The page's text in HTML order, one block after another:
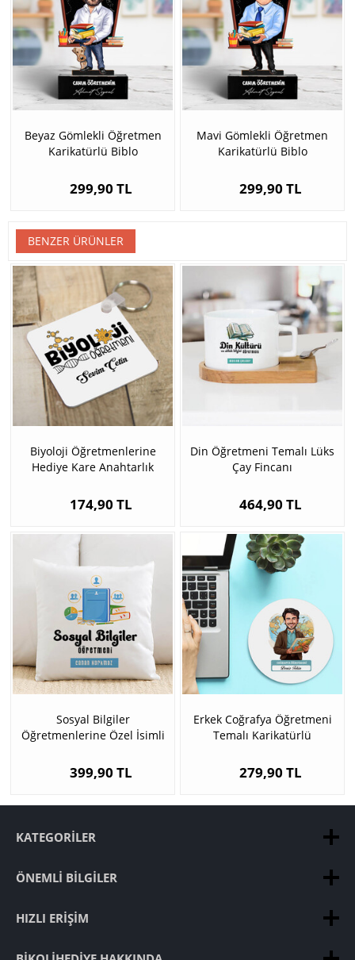
Beyaz Gömlekli Öğretmen
Karikatürlü Biblo
299,90 TL
Mavi Gömlekli Öğretmen
Karikatürlü Biblo
299,90 TL
BENZER ÜRÜNLER
Biyoloji Öğretmenlerine
Hediye Kare Anahtarlık
174,90 TL
Din Öğretmeni Temalı Lüks
Çay Fincanı
464,90 TL
Sosyal Bilgiler
Öğretmenlerine Özel İsimli
399,90 TL
Erkek Coğrafya Öğretmeni
Temalı Karikatürlü
279,90 TL
KATEGORILER
ÖNEMLI BILGILER
HIZLI ERIŞIM